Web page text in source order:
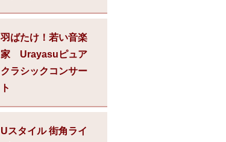
羽ばたけ！若い音楽
家 Urayasuピュア
クラシックコンサー
ト
Uスタイル 街角ライ